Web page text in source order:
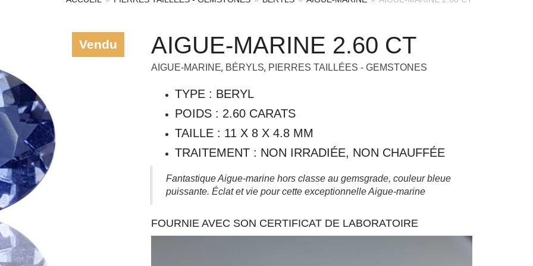
Vendu AIGUE-MARINE 2.60 CT
AIGUE-MARINE, BÉRYLS, PIERRES TAILLÉES - GEMSTONES
TYPE : BERYL
POIDS : 2.60 CARATS
TAILLE : 11 X 8 X 4.8 MM
TRAITEMENT : NON IRRADIÉE, NON CHAUFFÉE
Fantastique Aigue-marine hors classe au gemsgrade, couleur bleue
puissante. Éclat et vie pour cette exceptionnelle Aigue-marine
FOURNIE AVEC SON CERTIFICAT DE LABORATOIRE